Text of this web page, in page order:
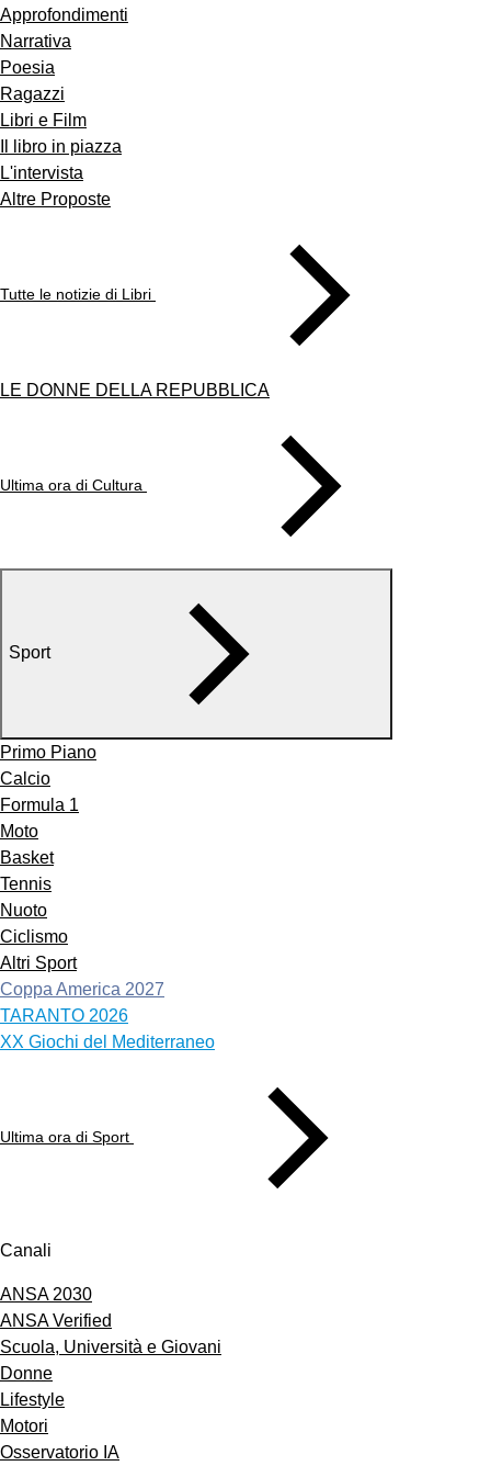
Approfondimenti
Narrativa
Poesia
Ragazzi
Libri e Film
Il libro in piazza
L'intervista
Altre Proposte
Tutte le notizie di Libri
LE DONNE DELLA REPUBBLICA
Ultima ora di Cultura
Sport
Primo Piano
Calcio
Formula 1
Moto
Basket
Tennis
Nuoto
Ciclismo
Altri Sport
Coppa America 2027
TARANTO 2026
XX Giochi del Mediterraneo
Ultima ora di Sport
Canali
ANSA 2030
ANSA Verified
Scuola, Università e Giovani
Donne
Lifestyle
Motori
Osservatorio IA